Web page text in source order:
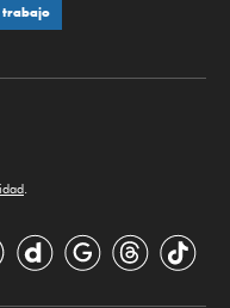
trabajo
.